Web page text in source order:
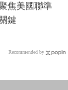
焦美國聯準
鍵
Recommended by